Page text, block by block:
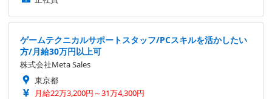
ゲームテクニカルサポートスタッフ/PCスキルを活かしたい
方/月給30万円以上可
株式会社Meta Sales
東京都
月給22万3,200円～31万4,300円